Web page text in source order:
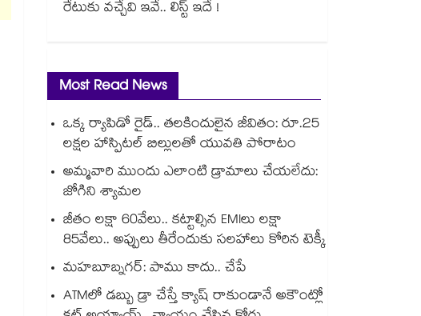
రేటుకు వచ్చేవి ఇవే.. లిస్ట్ ఇదే !
Most Read News
ఒక్క ర్యాపిడో రైడ్.. తలకిందులైన జీవితం: రూ.25
లక్షల హాస్పిటల్ బిల్లులతో యువతి పోరాటం
అమ్మవారి ముందు ఎలాంటి డ్రామాలు చేయలేదు:
జోగిని శ్యామల
జీతం లక్షా 60వేలు.. కట్టాల్సిన EMIలు లక్షా
85వేలు.. అప్పులు తీరేందుకు సలహాలు కోరిన టెక్కీ
మహబూబ్నగర్: పాము కాదు.. చేపే
ATMలో డబ్బు డ్రా చేస్తే క్యాష్ రాకుండానే అకౌంట్లో